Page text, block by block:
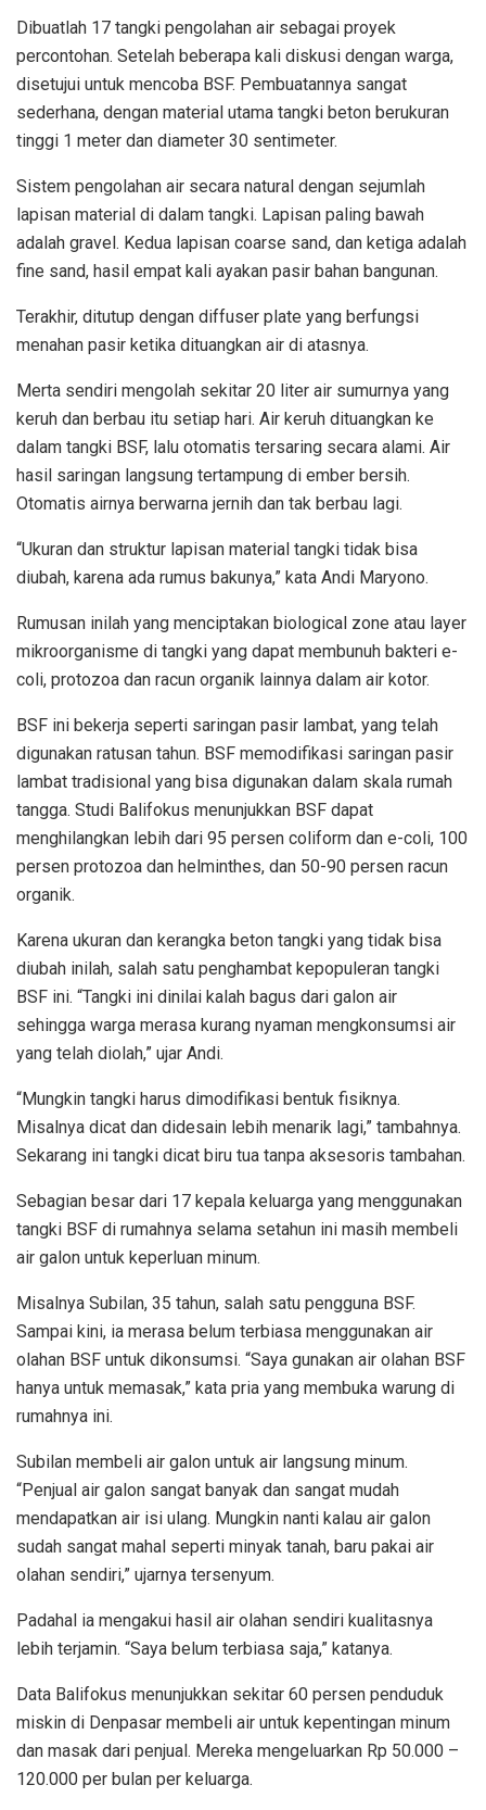
Dibuatlah 17 tangki pengolahan air sebagai proyek
percontohan. Setelah beberapa kali diskusi dengan warga,
disetujui untuk mencoba BSF. Pembuatannya sangat
sederhana, dengan material utama tangki beton berukuran
tinggi 1 meter dan diameter 30 sentimeter.
Sistem pengolahan air secara natural dengan sejumlah
lapisan material di dalam tangki. Lapisan paling bawah
adalah gravel. Kedua lapisan coarse sand, dan ketiga adalah
fine sand, hasil empat kali ayakan pasir bahan bangunan.
Terakhir, ditutup dengan diffuser plate yang berfungsi
menahan pasir ketika dituangkan air di atasnya.
Merta sendiri mengolah sekitar 20 liter air sumurnya yang
keruh dan berbau itu setiap hari. Air keruh dituangkan ke
dalam tangki BSF, lalu otomatis tersaring secara alami. Air
hasil saringan langsung tertampung di ember bersih.
Otomatis airnya berwarna jernih dan tak berbau lagi.
“Ukuran dan struktur lapisan material tangki tidak bisa
diubah, karena ada rumus bakunya,” kata Andi Maryono.
Rumusan inilah yang menciptakan biological zone atau layer
mikroorganisme di tangki yang dapat membunuh bakteri e-
coli, protozoa dan racun organik lainnya dalam air kotor.
BSF ini bekerja seperti saringan pasir lambat, yang telah
digunakan ratusan tahun. BSF memodifikasi saringan pasir
lambat tradisional yang bisa digunakan dalam skala rumah
tangga. Studi Balifokus menunjukkan BSF dapat
menghilangkan lebih dari 95 persen coliform dan e-coli, 100
persen protozoa dan helminthes, dan 50-90 persen racun
organik.
Karena ukuran dan kerangka beton tangki yang tidak bisa
diubah inilah, salah satu penghambat kepopuleran tangki
BSF ini. “Tangki ini dinilai kalah bagus dari galon air
sehingga warga merasa kurang nyaman mengkonsumsi air
yang telah diolah,” ujar Andi.
“Mungkin tangki harus dimodifikasi bentuk fisiknya.
Misalnya dicat dan didesain lebih menarik lagi,” tambahnya.
Sekarang ini tangki dicat biru tua tanpa aksesoris tambahan.
Sebagian besar dari 17 kepala keluarga yang menggunakan
tangki BSF di rumahnya selama setahun ini masih membeli
air galon untuk keperluan minum.
Misalnya Subilan, 35 tahun, salah satu pengguna BSF.
Sampai kini, ia merasa belum terbiasa menggunakan air
olahan BSF untuk dikonsumsi. “Saya gunakan air olahan BSF
hanya untuk memasak,” kata pria yang membuka warung di
rumahnya ini.
Subilan membeli air galon untuk air langsung minum.
“Penjual air galon sangat banyak dan sangat mudah
mendapatkan air isi ulang. Mungkin nanti kalau air galon
sudah sangat mahal seperti minyak tanah, baru pakai air
olahan sendiri,” ujarnya tersenyum.
Padahal ia mengakui hasil air olahan sendiri kualitasnya
lebih terjamin. “Saya belum terbiasa saja,” katanya.
Data Balifokus menunjukkan sekitar 60 persen penduduk
miskin di Denpasar membeli air untuk kepentingan minum
dan masak dari penjual. Mereka mengeluarkan Rp 50.000 –
120.000 per bulan per keluarga.